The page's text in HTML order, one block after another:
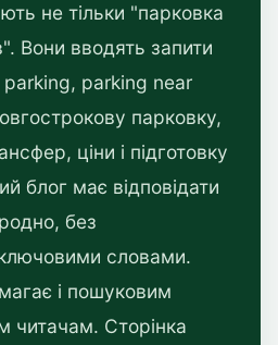
не тільки "парковка
Вони вводять запити
parking near
парковку,
ціни і підготовку
блог має відповідати
без
словами.
і пошуковим
читачам. Сторінка